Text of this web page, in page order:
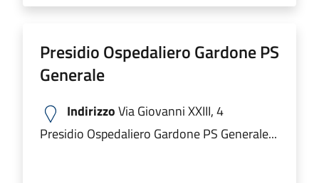
Presidio Ospedaliero Gardone PS
Generale
IndirizzoVia Giovanni XXIII, 4
Presidio Ospedaliero Gardone PS Generale...